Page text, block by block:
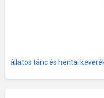
állatos tánc és hentai